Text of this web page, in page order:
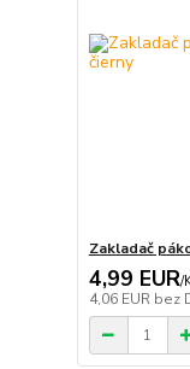
Zakladač
4,99 EUR/
4,06 EUR bez